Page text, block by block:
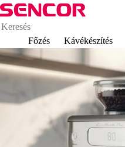
Főzés Kávékészítés